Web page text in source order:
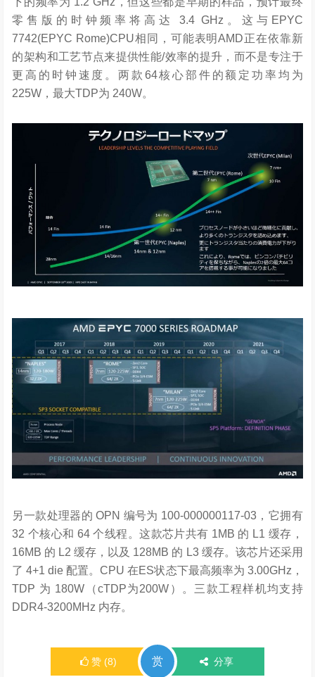
零售版的时钟频率将高达 3.4 GHz。这与EPYC
7742(EPYC Rome)CPU相同，可能表明AMD正在依靠新
的架构和工艺节点来提供性能/效率的提升，而不是专注于
更高的时钟速度。两款64核心部件的额定功率均为
225W，最大TDP为 240W。
另一款处理器的 OPN 编号为 100-000000117-03，它拥有
32 个核心和 64 个线程。这款芯片共有 1MB 的 L1 缓存，
16MB 的 L2 缓存，以及 128MB 的 L3 缓存。该芯片还采用
了 4+1 die 配置。CPU 在ES状态下最高频率为 3.00GHz，
TDP 为 180W（cTDP为200W）。三款工程样机均支持
DDR4-3200MHz 内存。
赞 (8) 赏 分享